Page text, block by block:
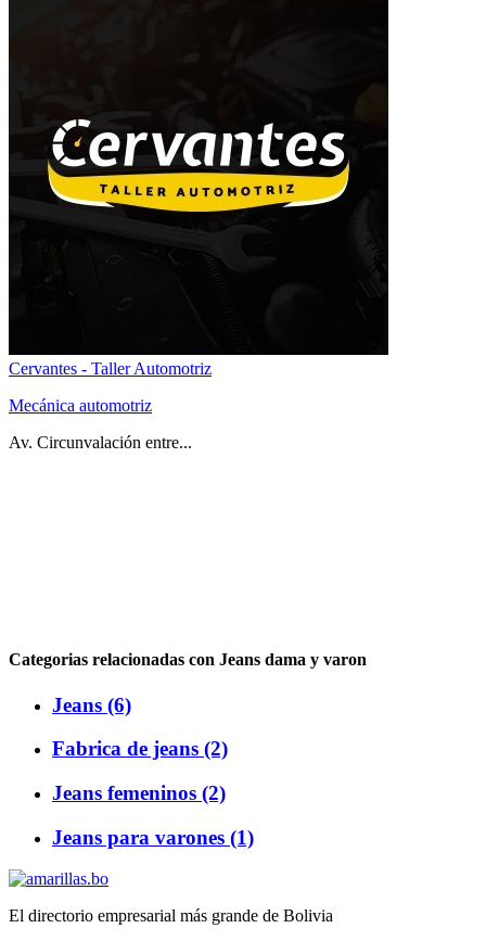
Cervantes - Taller Automotriz
Mecánica automotriz
Av. Circunvalación entre...
Categorias relacionadas con Jeans dama y varon
Jeans (6)
Fabrica de jeans (2)
Jeans femeninos (2)
Jeans para varones (1)
El directorio empresarial más grande de Bolivia